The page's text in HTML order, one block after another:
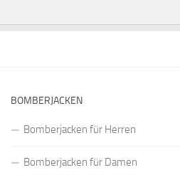
BOMBERJACKEN
Bomberjacken für Herren
Bomberjacken für Damen